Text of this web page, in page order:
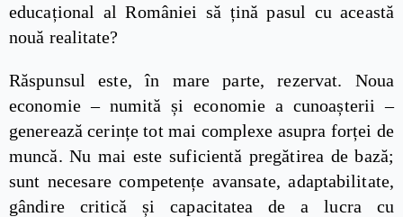
educațional al României să țină pasul cu această
nouă realitate?
Răspunsul este, în mare parte, rezervat. Noua
economie – numită și economie a cunoașterii –
generează cerințe tot mai complexe asupra forței de
muncă. Nu mai este suficientă pregătirea de bază;
sunt necesare competențe avansate, adaptabilitate,
gândire critică și capacitatea de a lucra cu